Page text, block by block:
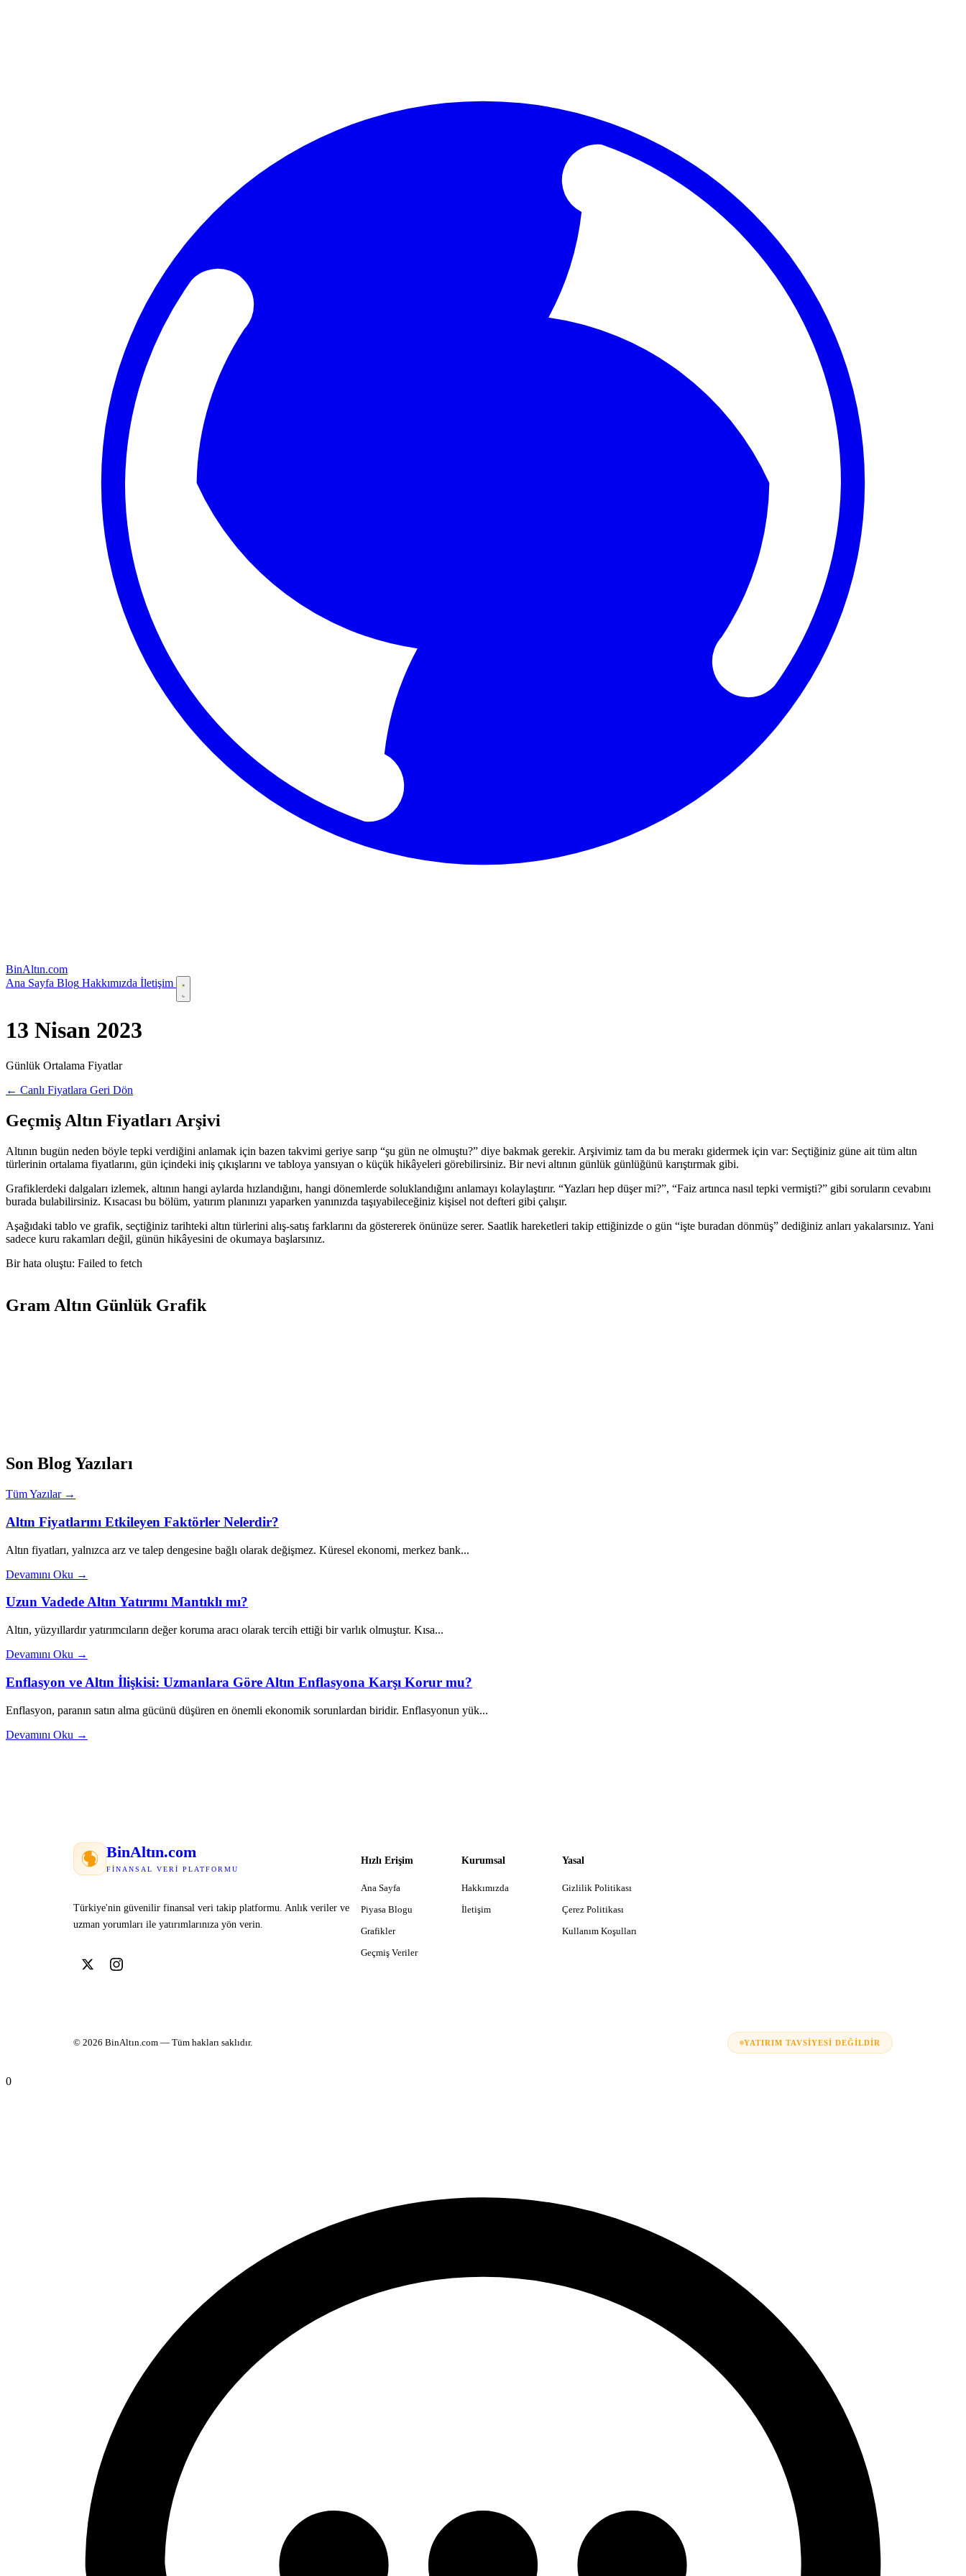
BinAltın.com
Ana Sayfa Blog Hakkımızda İletişim
13 Nisan 2023
Günlük Ortalama Fiyatlar
← Canlı Fiyatlara Geri Dön
Geçmiş Altın Fiyatları Arşivi
Altının bugün neden böyle tepki verdiğini anlamak için bazen takvimi geriye sarıp “şu gün ne olmuştu?” diye bakmak gerekir. Arşivimiz tam da bu merakı gidermek için var: Seçtiğiniz güne ait tüm altın
türlerinin ortalama fiyatlarını, gün içindeki iniş çıkışlarını ve tabloya yansıyan o küçük hikâyeleri görebilirsiniz. Bir nevi altının günlük günlüğünü karıştırmak gibi.
Grafiklerdeki dalgaları izlemek, altının hangi aylarda hızlandığını, hangi dönemlerde soluklandığını anlamayı kolaylaştırır. “Yazları hep düşer mi?”, “Faiz artınca nasıl tepki vermişti?” gibi soruların cevabını
burada bulabilirsiniz. Kısacası bu bölüm, yatırım planınızı yaparken yanınızda taşıyabileceğiniz kişisel not defteri gibi çalışır.
Aşağıdaki tablo ve grafik, seçtiğiniz tarihteki altın türlerini alış-satış farklarını da göstererek önünüze serer. Saatlik hareketleri takip ettiğinizde o gün “işte buradan dönmüş” dediğiniz anları yakalarsınız. Yani
sadece kuru rakamları değil, günün hikâyesini de okumaya başlarsınız.
Bir hata oluştu: Failed to fetch
Gram Altın Günlük Grafik
Son Blog Yazıları
Tüm Yazılar →
Altın Fiyatlarını Etkileyen Faktörler Nelerdir?
Altın fiyatları, yalnızca arz ve talep dengesine bağlı olarak değişmez. Küresel ekonomi, merkez bank...
Devamını Oku →
Uzun Vadede Altın Yatırımı Mantıklı mı?
Altın, yüzyıllardır yatırımcıların değer koruma aracı olarak tercih ettiği bir varlık olmuştur. Kısa...
Devamını Oku →
Enflasyon ve Altın İlişkisi: Uzmanlara Göre Altın Enflasyona Karşı Korur mu?
Enflasyon, paranın satın alma gücünü düşüren en önemli ekonomik sorunlardan biridir. Enflasyonun yük...
Devamını Oku →
BinAltın.com
FINANSAL VERI PLATFORMU
Türkiye'nin güvenilir finansal veri takip platformu. Anlık veriler ve
uzman yorumları ile yatırımlarınıza yön verin.
Hızlı Erişim
Ana Sayfa
Piyasa Blogu
Grafikler
Geçmiş Veriler
Kurumsal
Hakkımızda
İletişim
Yasal
Gizlilik Politikası
Çerez Politikası
Kullanım Koşulları
© 2026 BinAltın.com — Tüm hakları saklıdır. YATIRIM TAVSIYESI DEĞILDIR
0